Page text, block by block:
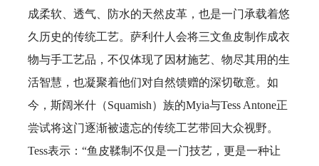
成柔软、透气、防水的天然皮革，也是一门承载着悠
久历史的传统工艺。萨利什人会将三文鱼皮制作成衣
物与手工艺品，不仅体现了因材施艺、物尽其用的生
活智慧，也凝聚着他们对自然馈赠的深切敬意。如
今，斯阔米什（Squamish）族的Myia与Tess Antone正
尝试将这门逐渐被遗忘的传统工艺带回大众视野。
Tess表示：“鱼皮鞣制不仅是一门技艺，更是一种让